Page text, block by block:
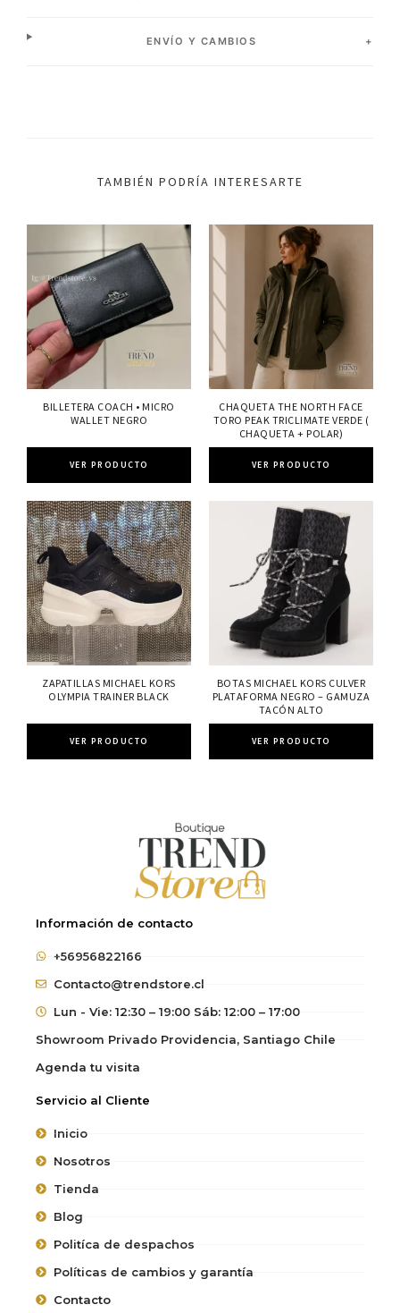
ENVÍO Y CAMBIOS
TAMBIÉN PODRÍA INTERESARTE
BILLETERA COACH • MICRO
WALLET NEGRO
VER PRODUCTO
CHAQUETA THE NORTH FACE
TORO PEAK TRICLIMATE VERDE (
CHAQUETA + POLAR)
VER PRODUCTO
ZAPATILLAS MICHAEL KORS
OLYMPIA TRAINER BLACK
VER PRODUCTO
BOTAS MICHAEL KORS CULVER
PLATAFORMA NEGRO – GAMUZA
TACÓN ALTO
VER PRODUCTO
Información de contacto
+56956822166
Contacto@trendstore.cl
Lun - Vie: 12:30 – 19:00 Sáb: 12:00 – 17:00
Showroom Privado Providencia, Santiago Chile
Agenda tu visita
Servicio al Cliente
Inicio
Nosotros
Tienda
Blog
Politíca de despachos
Políticas de cambios y garantía
Contacto